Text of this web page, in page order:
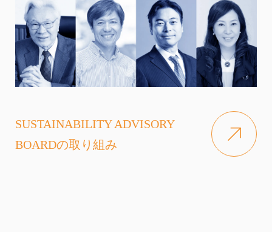
SUSTAINABILITY ADVISORY
BOARDの取り組み